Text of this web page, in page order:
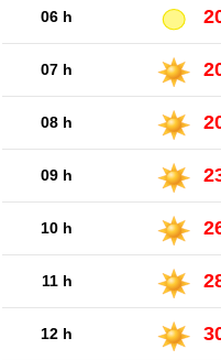
06 h
07 h
08 h
09 h
10 h
11 h
12 h